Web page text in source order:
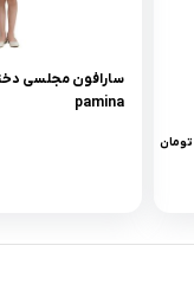
تومان
سارافون مجلسی
pamina